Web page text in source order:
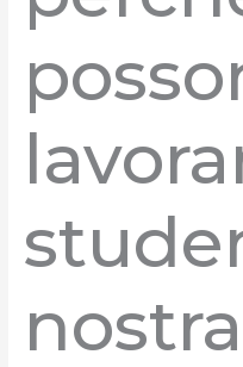
nostra